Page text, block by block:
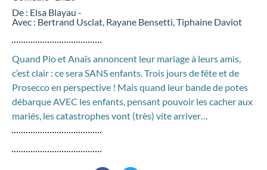
De : Elsa Blayau -
Avec : Bertrand Usclat, Rayane Bensetti, Tiphaine Daviot
Quand Pio et Anaïs annoncent leur mariage à leurs amis,
c’est clair : ce sera SANS enfants. Trois jours de fête et de
Prosecco en perspective ! Mais quand leur bande de potes
débarque AVEC les enfants, pensant pouvoir les cacher aux
mariés, les catastrophes vont (très) vite arriver…